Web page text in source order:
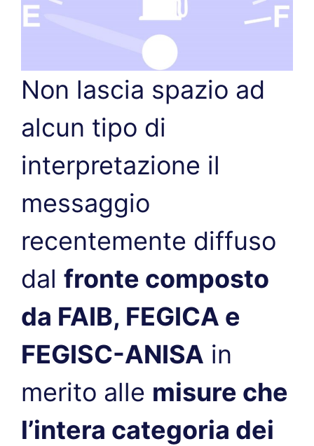
Non lascia spazio ad
alcun tipo di
interpretazione il
messaggio
recentemente diffuso
dal fronte composto
da FAIB, FEGICA e
FEGISC-ANISA in
merito alle misure che
l’intera categoria dei